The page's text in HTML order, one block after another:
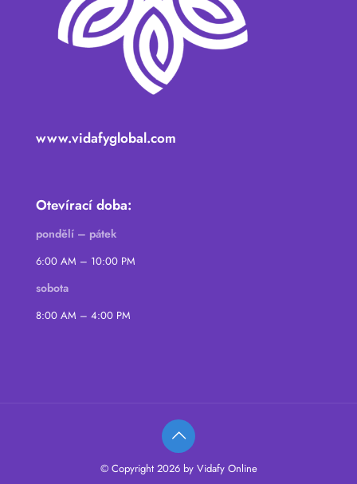
www.vidafyglobal.com
Otevírací doba:
pondělí – pátek
6:00 AM – 10:00 PM
sobota
8:00 AM – 4:00 PM
© Copyright 2026 by Vidafy Online